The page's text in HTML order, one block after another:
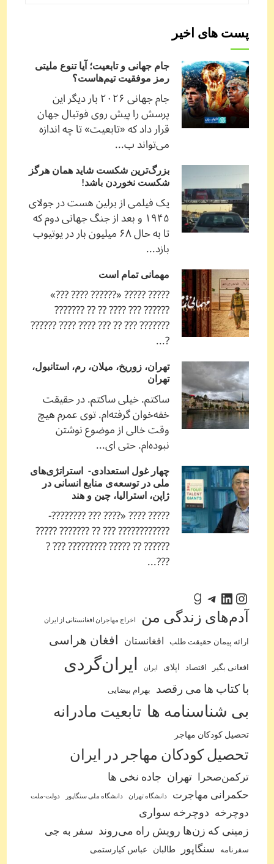
پست های اخیر
جام جهانی و تابعیت؛ آیا تنوع ملیتی
رمز موفقیت تیم‌هاست؟
جام جهانی ۲۰۲۶ بار دیگر این
پرسش را پیش روی فوتبال جهان
قرار داد که «تابعیت» تا چه اندازه
می‌تواند ب...
بزرگ‌ترین شکست شاید همان هرگز
شکست نخوردن باشد!
یک فیلمی از برلین هست در جولای
۱۹۴۵ و بعد از جنگ جهانی دوم که
تا به حال ۶۸ میلیون بار در یوتیوب
بازد...
مهمانی تمام است
????? ????? «?????? ???? ???»
?????? ??? ???? ?? ?? ???????
??????? ??? ?? ??? ???? ???? ??????
?...
تهران، زوریخ، میلان، رم، استانبول،
تهران
ساکتم. خیلی ساکتم. در حقیقت
خفه‌خوان گرفته‌ام. توی عمرم هیچ
وقت خالی از موضوع نوشتن
نبوده‌ام. حتی ای...
چهار غول استعدادی- استراتژی‌های
ملی در توسعه‌ی منابع انسانی در
ژاپن، استرالیا، چین و هند
????? ???? «???? ??? ????????-
???????????? ??? ?? ??????? ?????
?????? ?? ????? ????????? ??? ?
???...
اینستاگرم لینکداین تلگرام گودریدز
آدم‌‌های زندگی من اخراج مهاجران افغانستانی از ایران
ارائه پیمان حقیقت طلب افغانستان افغان هراسی
افغانی بگیر اقتصاد اپلای ایران ایران‌گردی
با کتاب ها می رقصد بهرام بیضایی
بی شناسنامه ها تابعیت مادرانه
تحصیل کودکان مهاجر
تحصیل کودکان مهاجر در ایران
ترکمن‌صحرا تهران
جاده نخی ها
حکمرانی مهاجرت
دانشگاه تهران دانشگاه ملی سنگاپور دولت-ملت
دوچرخه
دوچرخه سواری
زمینی که زن‌ها رویش راه می‌روند
سفر به جی
سفرنامه سنگاپور طالبان عباس کیارستمی